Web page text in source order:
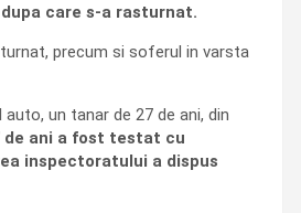
care s-a rasturnat.
precum si soferul in varsta
un tanar de 27 de ani, din
de ani a fost testat cu
inspectoratului a dispus